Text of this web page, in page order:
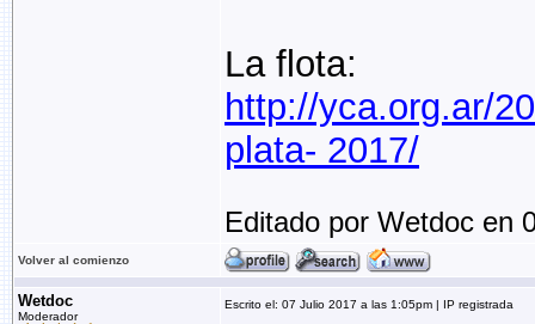
La flota:
http://yca.org.ar/
plata- 2017/
Editado por Wetdoc en
Volver al comienzo
Wetdoc
Moderador
Escrito el: 07 Julio 2017 a las 1:05pm | IP registrada